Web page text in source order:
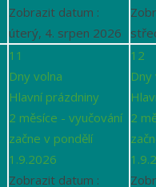
Zobrazit datum :
úterý, 4. srpen 2026
11
Dny volna
Hlavní prázdniny
2 měsíce - vyučování
začne v pondělí
1.9.2026
Zobrazit datum :
12
Dny
2